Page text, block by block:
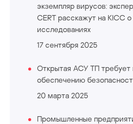
экземпляр вирусов:
CERT расскажут на KICC
исследованиях
17 сентября 2025
Открытая АСУ ТП требует
обеспечению
20 марта 2025
Промышленные